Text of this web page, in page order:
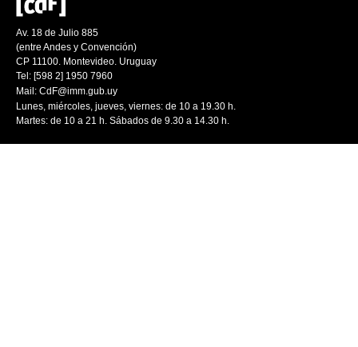
Av. 18 de Julio 885
(entre Andes y Convención)
CP 11100. Montevideo. Uruguay
Tel: [598 2] 1950 7960
Mail: CdF@imm.gub.uy
Lunes, miércoles, jueves, viernes: de 10 a 19.30 h.
Martes: de 10 a 21 h. Sábados de 9.30 a 14.30 h.